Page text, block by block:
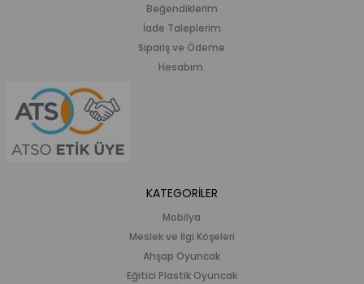
Beğendiklerim
İade Taleplerim
Sipariş ve Ödeme
Hesabım
KATEGORİLER
Mobilya
Meslek ve İlgi Köşeleri
Ahşap Oyuncak
Eğitici Plastik Oyuncak